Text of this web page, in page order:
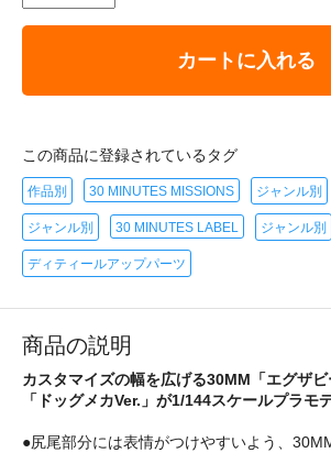
カートに入れる
この商品に登録されているタグ
作品別 30 MINUTES MISSIONS ジャンル別
ジャンル別 30 MINUTES LABEL ジャンル別
ディティールアップパーツ
商品の説明
カスタマイズの幅を広げる30MM「エグザ
「ドッグメカVer.」が1/144スケールプラモ
●尻尾部分には表情がつけやすいよう、